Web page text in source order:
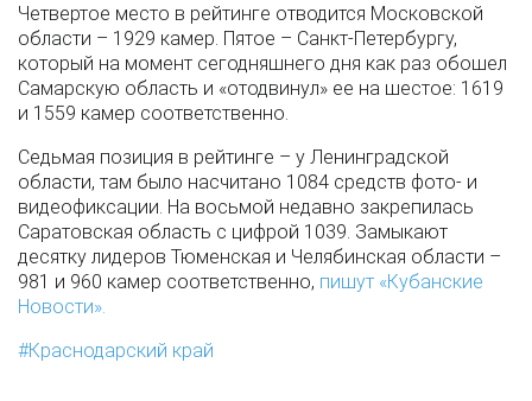
Четвертое место в рейтинге отводится Московской
области – 1929 камер. Пятое – Санкт-Петербургу,
который на момент сегодняшнего дня как раз обошел
Самарскую область и «отодвинул» ее на шестое: 1619
и 1559 камер соответственно.
Седьмая позиция в рейтинге – у Ленинградской
области, там было насчитано 1084 средств фото- и
видеофиксации. На восьмой недавно закрепилась
Саратовская область с цифрой 1039. Замыкают
десятку лидеров Тюменская и Челябинская области –
981 и 960 камер соответственно, пишут «Кубанские
Новости».
Краснодарский край